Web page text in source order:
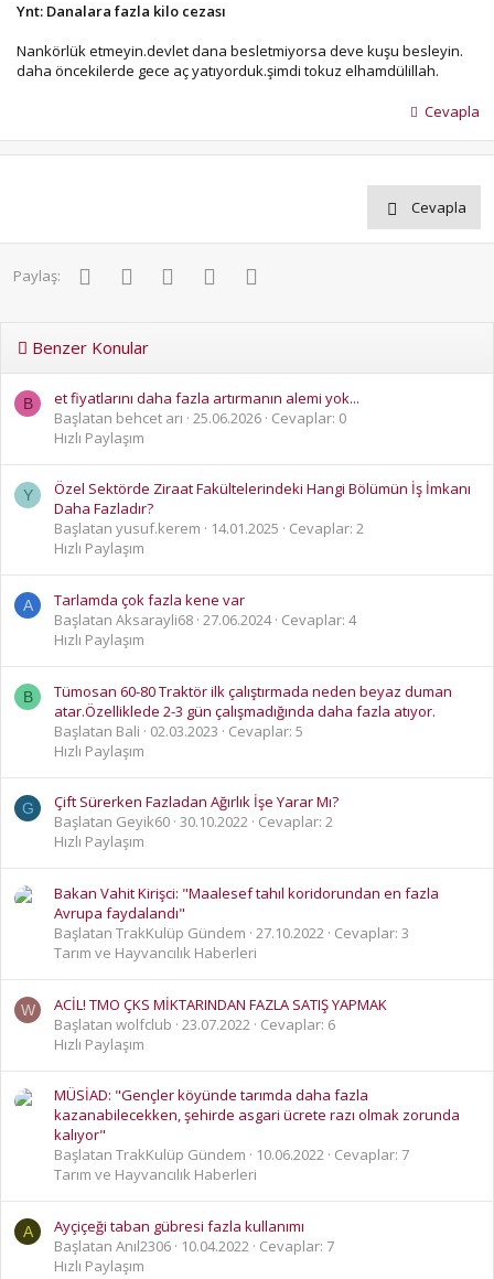
Ynt: Danalara fazla kilo cezası
Nankörlük etmeyin.devlet dana besletmiyorsa deve kuşu besleyin.
daha öncekilerde gece aç yatıyorduk.şimdi tokuz elhamdülillah.
Cevapla
Cevapla
Paylaş: FacebookTwitter PinterestWhatsApp
Benzer Konular
B
et fiyatlarını daha fazla artırmanın alemi yok...
Başlatan behcet arı 25.06.2026 Cevaplar: 0
Hızlı Paylaşım
Y
Özel Sektörde Ziraat Fakültelerindeki Hangi Bölümün İş İmkanı
Daha Fazladır?
Başlatan yusuf.kerem
14.01.2025
Cevaplar: 2
Hızlı Paylaşım
A
Tarlamda çok fazla kene var
Başlatan Aksarayli68 27.06.2024 Cevaplar: 4
Hızlı Paylaşım
B
Tümosan 60-80 Traktör ilk çalıştırmada neden beyaz duman
atar.Özelliklede 2-3 gün çalışmadığında daha fazla atıyor.
Başlatan Bali
02.03.2023
Cevaplar: 5
Hızlı Paylaşım
G
Çift Sürerken Fazladan Ağırlık İşe Yarar Mı?
Başlatan Geyik60 30.10.2022 Cevaplar: 2
Hızlı Paylaşım
Bakan Vahit Kirişci: "Maalesef tahıl koridorundan en fazla
Avrupa faydalandı"
Başlatan TrakKulüp Gündem 27.10.2022 Cevaplar: 3
Tarım ve Hayvancılık Haberleri
W
ACİL! TMO ÇKS MİKTARINDAN FAZLA SATIŞ YAPMAK
Başlatan wolfclub 23.07.2022 Cevaplar: 6
Hızlı Paylaşım
MÜSİAD: "Gençler köyünde tarımda daha fazla
kazanabilecekken, şehirde asgari ücrete razı olmak zorunda
kalıyor"
Başlatan TrakKulüp Gündem
10.06.2022 Cevaplar: 7
Tarım ve Hayvancılık Haberleri
A
Ayçiçeği taban gübresi fazla kullanımı
Başlatan Anıl2306
10.04.2022 Cevaplar: 7
Hızlı Paylaşım